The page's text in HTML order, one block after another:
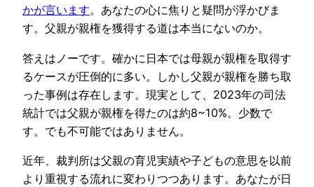
かが言います。あなたの心に焦りと疑問が浮かびま
す。父親が親権を獲得する道は本当にないのか。
答えはノーです。確かに日本では母親が親権を取得す
るケースが圧倒的に多い。しかし父親が親権を勝ち取
った事例は存在します。現実として、2023年の司法
統計では父親が親権を得たのは約8~10%。少数で
す。でも不可能ではありません。
近年、裁判所は父親の育児実績や子どもの意思を以前
より重視する流れに変わりつつあります。あなたが日